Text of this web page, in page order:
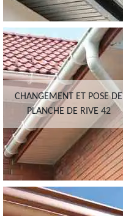
CHANGEMENT ET POSE DE
PLANCHE DE RIVE 42